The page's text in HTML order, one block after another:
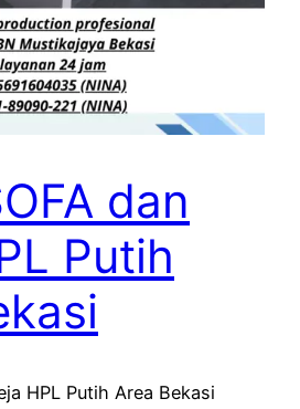
dan
Putih
HPL Putih Area Bekasi